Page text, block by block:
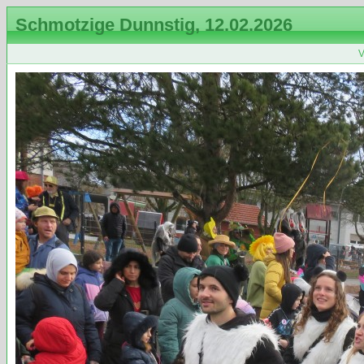
Schmotzige Dunnstig, 12.02.2026